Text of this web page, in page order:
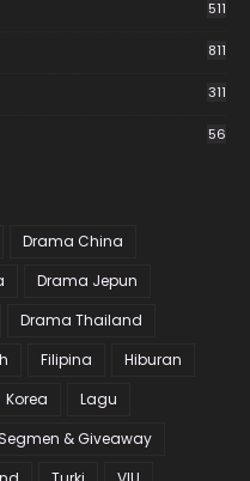
511
811
311
56
Drama China
Drama Jepun
Drama Thailand
Filipina
Hiburan
Korea
Lagu
Segmen & Giveaway